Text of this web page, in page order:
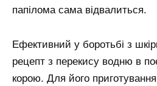
папілома сама відвалиться.
Ефективний у боротьбі з
рецепт з перекису водню в
корою. Для його